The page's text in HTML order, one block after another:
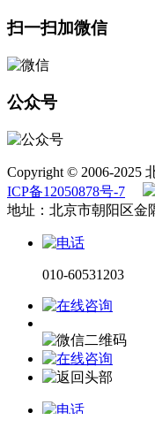
扫一扫加微信
公众号
Copyright © 2006-2025
ICP备12050878号-7
地址：北京市朝阳区金
010-60531203